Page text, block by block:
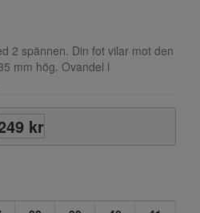
2 spännen. Din fot vilar mot den
mm hög. Ovandel i
kr